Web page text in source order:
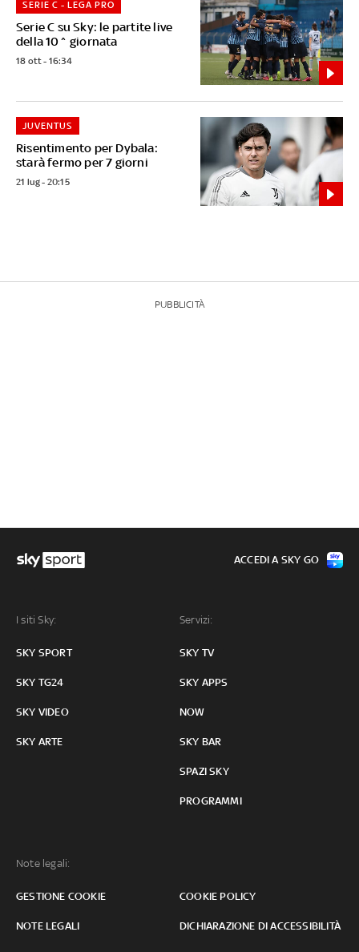
Serie C su Sky: le partite live
della 10^ giornata
SERIE C - LEGA PRO
18 ott - 16:34
Risentimento per Dybala:
starà fermo per 7 giorni
JUVENTUS
21 lug - 20:15
PUBBLICITÀ
I siti Sky:
SKY SPORT
SKY TG24
SKY VIDEO
SKY ARTE
Servizi:
SKY TV
SKY APPS
NOW
SKY BAR
SPAZI SKY
PROGRAMMI
Note legali:
GESTIONE COOKIE COOKIE POLICY
NOTE LEGALI DICHIARAZIONE DI ACCESSIBILITÀ
ACCEDI A SKY GO